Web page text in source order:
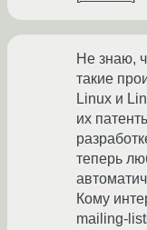
Не знаю,
такие
Linux и
их
теперь
Кому
mailing-